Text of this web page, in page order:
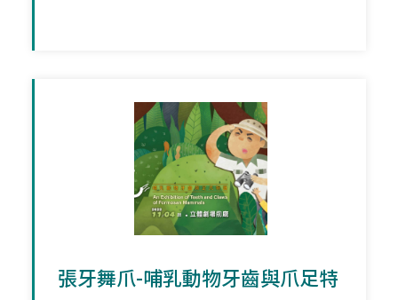
張牙舞爪-哺乳動物牙齒與爪足特